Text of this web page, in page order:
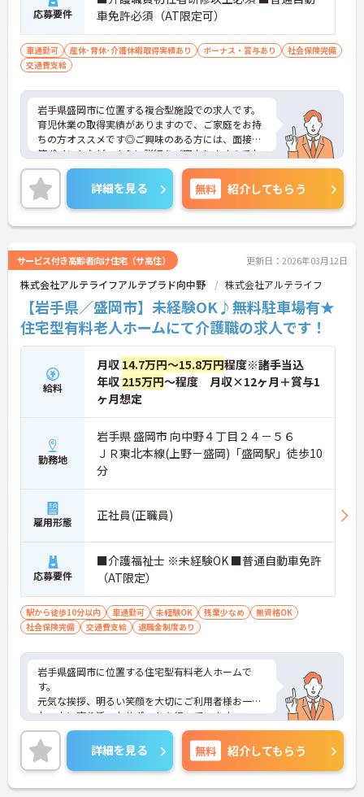
応募要件
車免許必須（AT限定可）
車通勤可 産休･育休･介護休暇取得実績あり ボーナス・賞与あり
社会保険完備
交通費支給
岩手県盛岡市に位置する複合型施設での求人です。
育児休業の取得実績がありますので、ご家庭をお持
ちの方オススメです◎ご興味のある方には、面接対
策ポイントなど、さらに詳細をご案内しますのでお
気軽にご相談ください！
詳細を見る 無料 紹介してもらう
サービス付き高齢者向け住宅（サ高住） 更新日：2026年03月12日
株式会社アルテライフアルテプラド向中野 株式会社アルテライフ
【岩手県／盛岡市】未経験OK♪無料駐車場有★
住宅型有料老人ホームにて介護職の求人です！
給料
月収 14.7万円～15.8万円程度※諸手当込
年収 215万円～程度 月収×12ヶ月＋賞与1
ヶ月想定
勤務地
岩手県 盛岡市 向中野４丁目２４－５６
ＪＲ東北本線(上野－盛岡)「盛岡駅」徒歩10
分
雇用形態 正社員(正職員)
応募要件
■介護福祉士 ※未経験OK ■普通自動車免許
（AT限定）
駅から徒歩10分以内 車通勤可 未経験OK 残業少なめ
無資格OK
社会保険完備
交通費支給 退職金制度あり
岩手県盛岡市に位置する住宅型有料老人ホームで
す。
元気な挨拶、明るい笑顔を大切にご利用者様お一人
お一人に寄り添ったサポートを行っています。
残業少なめなので出勤日でもプライベートの時間を
確保して頂けますよ◎
またマイカー通勤OKなので、通勤のストレスが少な
いのも嬉しいポイントです★
ご興味ある方には、面接対策ポイントなど、さらに
詳細を見る 無料 紹介してもらう